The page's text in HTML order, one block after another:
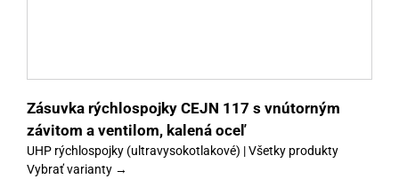
Zásuvka rýchlospojky CEJN 117 s vnútorným
závitom a ventilom, kalená oceľ
UHP rýchlospojky (ultravysokotlakové) | Všetky produkty
Vybrať varianty →